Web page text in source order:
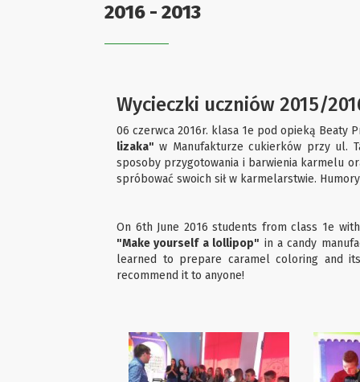
2016 - 2013
Wycieczki uczniów 2015/
06 czerwca 2016r. klasa 1e pod opieką Beaty
lizaka" w Manufakturze cukierków przy ul.
sposoby przygotowania i barwienia karmelu
spróbować swoich sił w karmelarstwie.
On 6th June 2016 students from class 1e
"Make yourself a lollipop" in a candy
learned to prepare caramel coloring and
recommend it to anyone!